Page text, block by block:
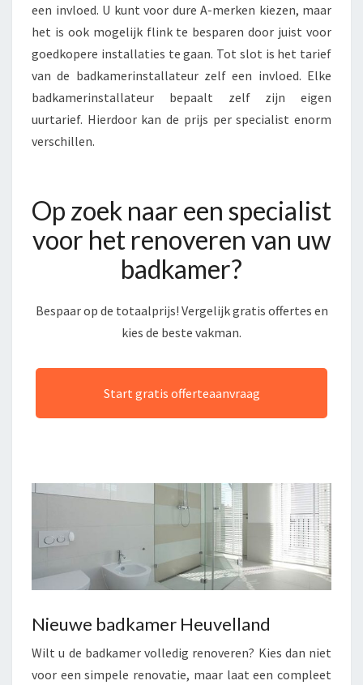
een invloed. U kunt voor dure A-merken kiezen, maar
het is ook mogelijk flink te besparen door juist voor
goedkopere installaties te gaan. Tot slot is het tarief
van de badkamerinstallateur zelf een invloed. Elke
badkamerinstallateur bepaalt zelf zijn eigen
uurtarief. Hierdoor kan de prijs per specialist enorm
verschillen.
Op zoek naar een specialist
voor het renoveren van uw
badkamer?
Bespaar op de totaalprijs! Vergelijk gratis offertes en
kies de beste vakman.
Start gratis offerteaanvraag
Nieuwe badkamer Heuvelland
Wilt u de badkamer volledig renoveren? Kies dan niet
voor een simpele renovatie, maar laat een compleet